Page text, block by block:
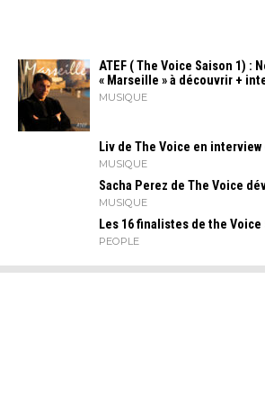
ATEF ( The Voice Saison 1) :
« Marseille » à découvrir +
MUSIQUE
Liv de The Voice en
MUSIQUE
Sacha Perez de The Voice
MUSIQUE
Les 16 finalistes de the
PEOPLE